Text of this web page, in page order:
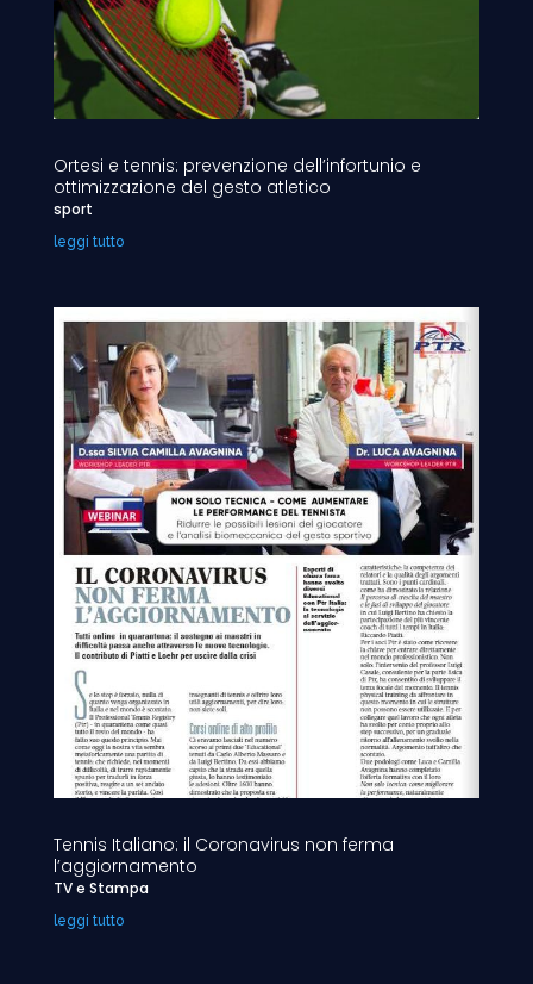
Ortesi e tennis: prevenzione dell’infortunio e
ottimizzazione del gesto atletico
sport
leggi tutto
Tennis Italiano: il Coronavirus non ferma
l’aggiornamento
TV e Stampa
leggi tutto